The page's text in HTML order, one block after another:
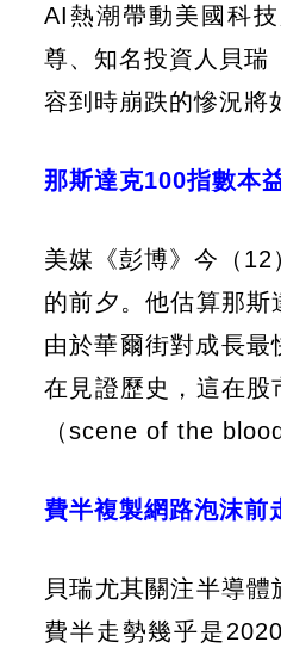
AI熱潮帶動美國科
尊、知名投資人貝瑞
容到時崩跌的慘況將
那斯達克100指數本
美媒《彭博》今（
的前夕。他估算那
由於華爾街對成長
在見證歷史，這在股
（scene of the
費半複製網路泡沫
貝瑞尤其關注半導
費半走勢幾乎是